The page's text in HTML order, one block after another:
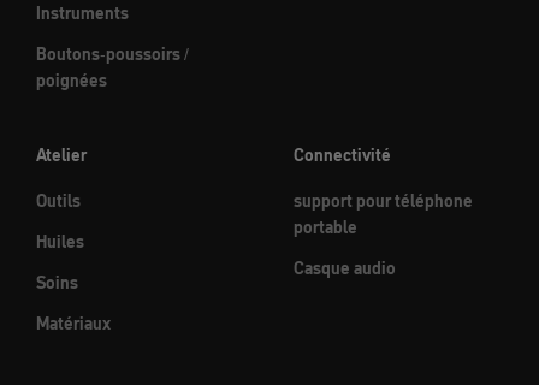
Instruments
Boutons-poussoirs /
poignées
Atelier
Outils
Huiles
Soins
Matériaux
Connectivité
support pour téléphone
portable
Casque audio